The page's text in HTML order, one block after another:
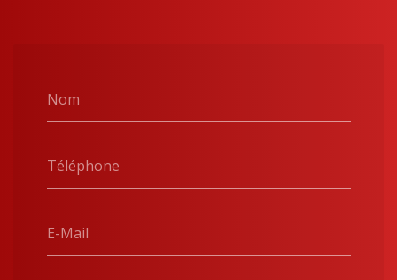
Nom
Téléphone
E-Mail